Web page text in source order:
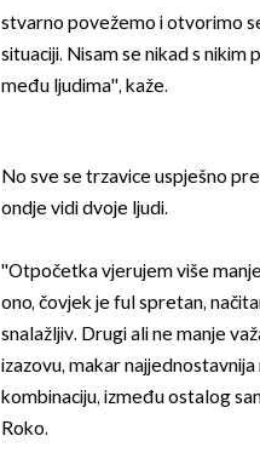
stvarno povežemo i otvorimo
situaciji. Nisam se nikad s nikim
među ljudima'', kaže.
No sve se trzavice uspješno
ondje vidi dvoje ljudi.
''Otpočetka vjerujem više
ono, čovjek je ful spretan,
snalažljiv. Drugi ali ne manje
izazovu, makar
kombinaciju, između ostalog
Roko.